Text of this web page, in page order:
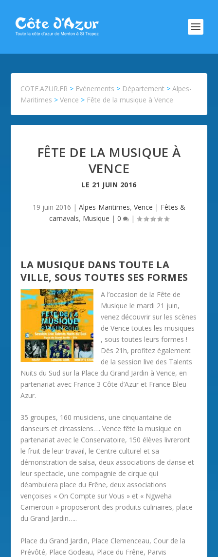
COTE.AZUR.FR > Evénements > Département >Alpes-
Maritimes >Vence > Fête de la musique à Vence
FÊTE DE LA MUSIQUE À
VENCE
LE 21 JUIN 2016
19 juin 2016 | Alpes-Maritimes, Vence | Fêtes &
carnavals, Musique | 0 |
LA MUSIQUE DANS TOUTE LA
VILLE, SOUS TOUTES SES FORMES
A l’occasion de la Fête de
Musique le mardi 21 juin,
venez découvrir sur les scènes
de Vence toutes les musiques
, sous toutes leurs formes !
Dès 21h, profitez également
de la session live des Talents
Nuits du Sud sur la Place du Grand Jardin à Vence, en
partenariat avec France 3 Côte d’Azur et France Bleu
Azur.
35 groupes, 160 musiciens, une cinquantaine de
danseurs et circassiens…. Vence fête la musique en
partenariat avec le Conservatoire, 150 élèves livreront
le fruit de leur travail, le Centre culturel et sa
démonstration de salsa, deux associations de danse et
leur spectacle, une compagnie de cirque qui
déambulera place du Frêne, deux associations
vençoises « On Compte sur Vous » et « Ngweha
Cameroun » proposeront des produits culinaires, place
du Grand Jardin…..
Place du Grand Jardin, Place Clemenceau, Cour de la
Prévôté, Place Godeau, Place du Frêne, Parvis